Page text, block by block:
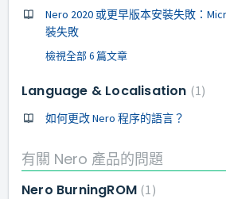
Nero 2020 或更早版本安裝失敗：
裝失敗
檢視全部 6 篇文章
Language & Localisation 1
如何更改 Nero 程序的語言？
有關 Nero 產品的問題
Nero BurningROM 1